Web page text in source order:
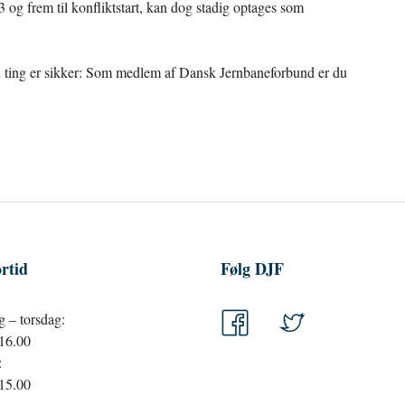
og frem til konfliktstart, kan dog stadig optages som
er sikker: Som medlem af Dansk Jernbaneforbund er du
– torsdag:
Følg DJF